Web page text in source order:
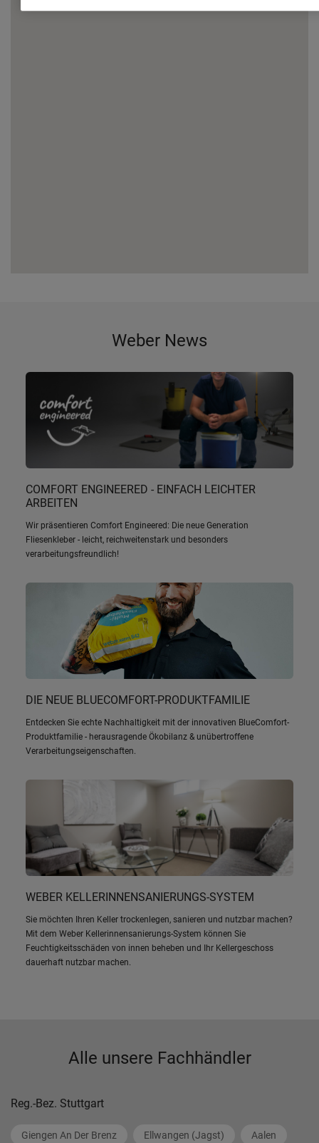
Weber News
COMFORT ENGINEERED - EINFACH LEICHTER
ARBEITEN
Wir präsentieren Comfort Engineered: Die neue Generation
Fliesenkleber - leicht, reichweitenstark und besonders
verarbeitungsfreundlich!
DIE NEUE BLUECOMFORT-PRODUKTFAMILIE
Entdecken Sie echte Nachhaltigkeit mit der innovativen BlueComfort-
Produktfamilie - herausragende Ökobilanz & unübertroffene
Verarbeitungseigenschaften.
WEBER KELLERINNENSANIERUNGS-SYSTEM
Sie möchten Ihren Keller trockenlegen, sanieren und nutzbar machen?
Mit dem Weber Kellerinnensanierungs-System können Sie
Feuchtigkeitsschäden von innen beheben und Ihr Kellergeschoss
dauerhaft nutzbar machen.
Alle unsere Fachhändler
Reg.-Bez. Stuttgart
Giengen An Der Brenz Ellwangen (Jagst) Aalen